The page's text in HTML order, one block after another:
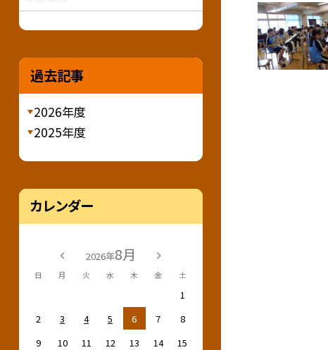
過去記事
2026年度
2025年度
カレンダー
2026年8月
日 月 火 水 木 金 土
1
2
3 4 5 6 7
8
9
10 11 12 13 14
15